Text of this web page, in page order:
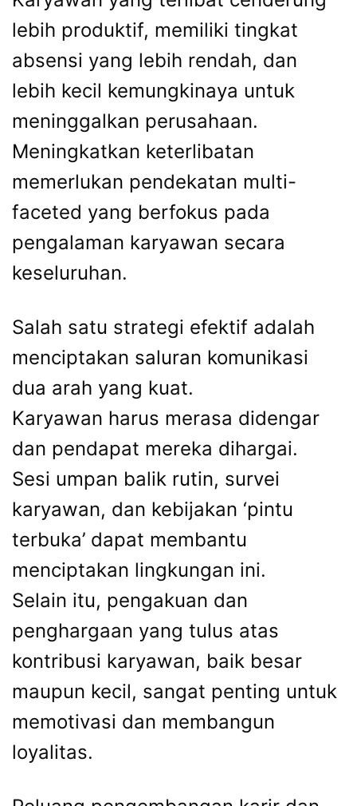
lebih produktif, memiliki tingkat
absensi yang lebih rendah, dan
lebih kecil kemungkinaya untuk
meninggalkan perusahaan.
Meningkatkan keterlibatan
memerlukan pendekatan multi-
faceted yang berfokus pada
pengalaman karyawan secara
keseluruhan.
Salah satu strategi efektif adalah
menciptakan saluran komunikasi
dua arah yang kuat.
Karyawan harus merasa didengar
dan pendapat mereka dihargai.
Sesi umpan balik rutin, survei
karyawan, dan kebijakan ‘pintu
terbuka’ dapat membantu
menciptakan lingkungan ini.
Selain itu, pengakuan dan
penghargaan yang tulus atas
kontribusi karyawan, baik besar
maupun kecil, sangat penting untuk
memotivasi dan membangun
loyalitas.